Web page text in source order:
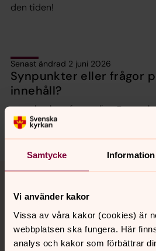
Samtycke Information
Vi använder kakor
Vissa av våra kakor (cookies) är
webbplatsen ska fungera. Här
analys och kakor som förbättrar
den tiden!
Senast ändrad 2 juni 2026
Synpunkter eller frågor
innehåll?
Dela
Kontakt